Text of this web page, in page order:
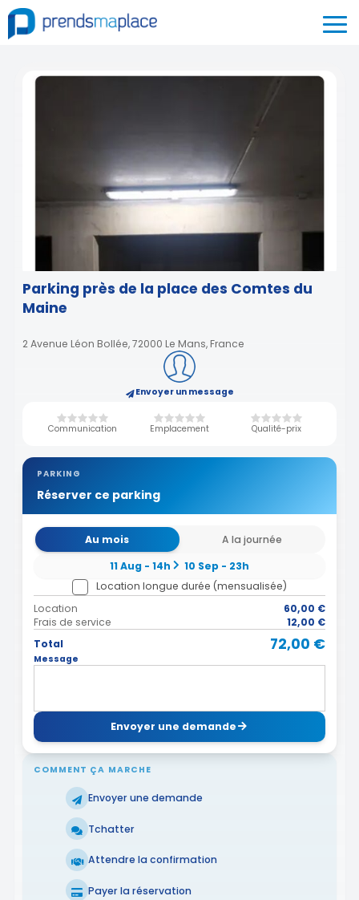
Parking près de la place des Comtes du
Maine
2 Avenue Léon Bollée, 72000 Le Mans, France
Envoyer un message
Communication Emplacement Qualité-prix
PARKING
Réserver ce parking
Au mois
A la journée
11 Aug - 14h
10 Sep - 23h
Location longue durée (mensualisée)
Location
60,00 €
Frais de service
12,00 €
Total
72,00 €
Message
Envoyer une demande
COMMENT ÇA MARCHE
Envoyer une demande
Tchatter
Attendre la confirmation
Payer la réservation